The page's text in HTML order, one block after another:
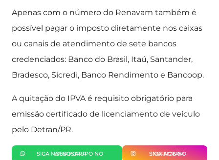
Apenas com o número do Renavam também é
possível pagar o imposto diretamente nos caixas
ou canais de atendimento de sete bancos
credenciados: Banco do Brasil, Itaú, Santander,
Bradesco, Sicredi, Banco Rendimento e Bancoop.
A quitação do IPVA é requisito obrigatório para
emissão certificado de licenciamento de veículo
pelo Detran/PR.
SIGA NOSSO GRUPO NO WHATSAPP SIGA-NOS NO INSTAGRAM